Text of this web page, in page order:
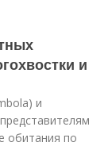
и
и
обитания по